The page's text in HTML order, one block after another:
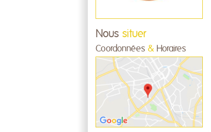
Nous situer
Coordonnées & Horaires